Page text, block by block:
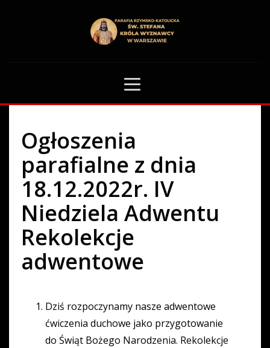
OGŁOSZENIA PARAFIALNE
OGŁOSZENIA PARAFIALNE Z DNIA 18.12.2022R. IV NIEDZIELA ADWENTU
Ogłoszenia
parafialne z dnia
18.12.2022r. IV
Niedziela Adwentu
Rekolekcje
adwentowe
Dziś rozpoczynamy nasze adwentowe
ćwiczenia duchowe jako przygotowanie
do Świąt Bożego Narodzenia. Rekolekcje